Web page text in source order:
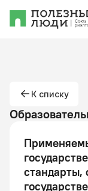
К списку
стандарты,